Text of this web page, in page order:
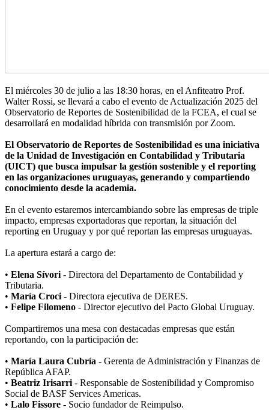
El miércoles 30 de julio a las 18:30 horas, en el Anfiteatro Prof.
Walter Rossi, se llevará a cabo el evento de Actualización 2025 del
Observatorio de Reportes de Sostenibilidad de la FCEA, el cual se
desarrollará en modalidad híbrida con transmisión por Zoom.
El Observatorio de Reportes de Sostenibilidad es una iniciativa
de la Unidad de Investigación en Contabilidad y Tributaria
(UICT) que busca impulsar la gestión sostenible y el reporting
en las organizaciones uruguayas, generando y compartiendo
conocimiento desde la academia.
En el evento estaremos intercambiando sobre las empresas de triple
impacto, empresas exportadoras que reportan, la situación del
reporting en Uruguay y por qué reportan las empresas uruguayas.
La apertura estará a cargo de:
• Elena Sívori - Directora del Departamento de Contabilidad y
Tributaria.
• María Croci - Directora ejecutiva de DERES.
• Felipe Filomeno - Director ejecutivo del Pacto Global Uruguay.
Compartiremos una mesa con destacadas empresas que están
reportando, con la participación de:
• María Laura Cubría - Gerenta de Administración y Finanzas de
República AFAP.
• Beatriz Irisarri - Responsable de Sostenibilidad y Compromiso
Social de BASF Services Americas.
• Lalo Fissore - Socio fundador de Reimpulso.